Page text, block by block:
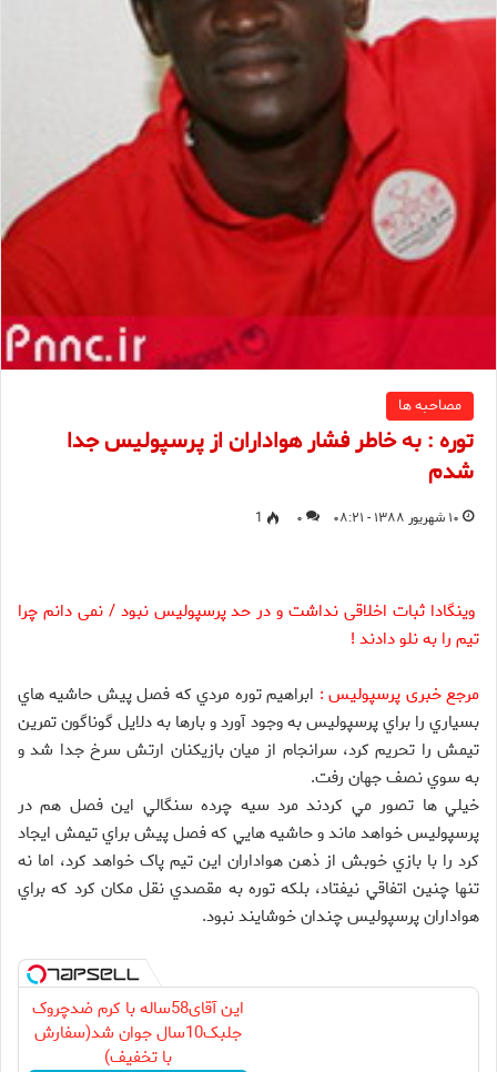
مصاحبه ها
توره : به خاطر فشار هواداران از پرسپولیس جدا
شدم
۱۰ شهریور ۱۳۸۸ - ۰۸:۲۱ ۰ 1
وینگادا ثبات اخلاقی نداشت و در حد پرسپولیس نبود / نمی دانم چرا
تیم را به نلو دادند !
مرجع خبری پرسپولیس : ابراهيم توره مردي که فصل پيش حاشيه هاي
بسياري را براي پرسپوليس به وجود آورد و بارها به دلايل گوناگون تمرين
تيمش را تحريم کرد، سرانجام از ميان بازيکنان ارتش سرخ جدا شد و
به سوي نصف جهان رفت.
خيلي ها تصور مي کردند مرد سيه چرده سنگالي اين فصل هم در
پرسپوليس خواهد ماند و حاشيه هايي که فصل پيش براي تيمش ايجاد
کرد را با بازي خوبش از ذهن هواداران اين تيم پاک خواهد کرد، اما نه
تنها چنين اتفاقي نيفتاد، بلکه توره به مقصدي نقل مکان کرد که براي
هواداران پرسپوليس چندان خوشايند نبود.
این آقای58ساله با کرم ضدچروک
جلبک10سال جوان شد(سفارش
با تخفیف)